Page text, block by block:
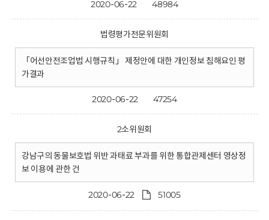
2020-06-22 48984
법령평가전문위원회
「어선안전조업법 시행규칙」 제정안에 대한 개인정보 침해요인 평
가결과
2020-06-22 47254
2소위원회
강남구의 동물보호법 위반 과태료 부과를 위한 통합관제센터 영상정
보 이용에 관한 건
2020-06-22 51005